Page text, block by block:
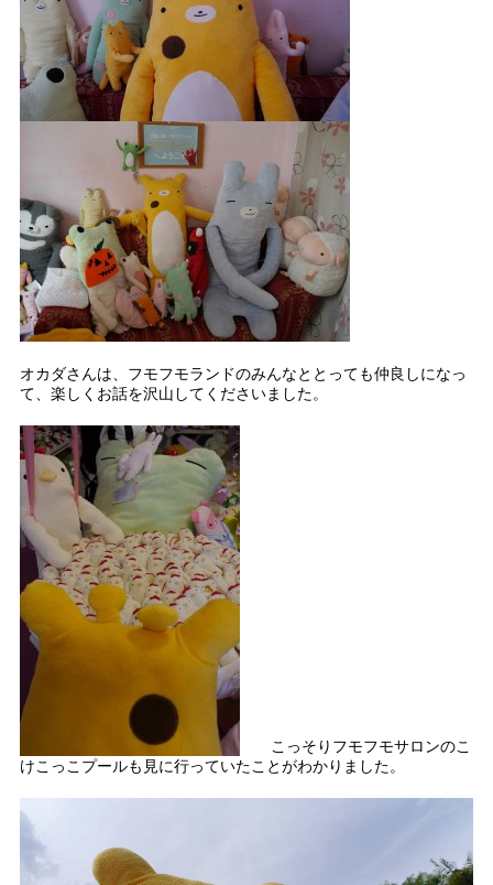
オカダさんは、フモフモランドのみんなととっても仲良しになっ
て、楽しくお話を沢山してくださいました。
こっそりフモフモサロンのこ
けこっこプールも見に行っていたことがわかりました。